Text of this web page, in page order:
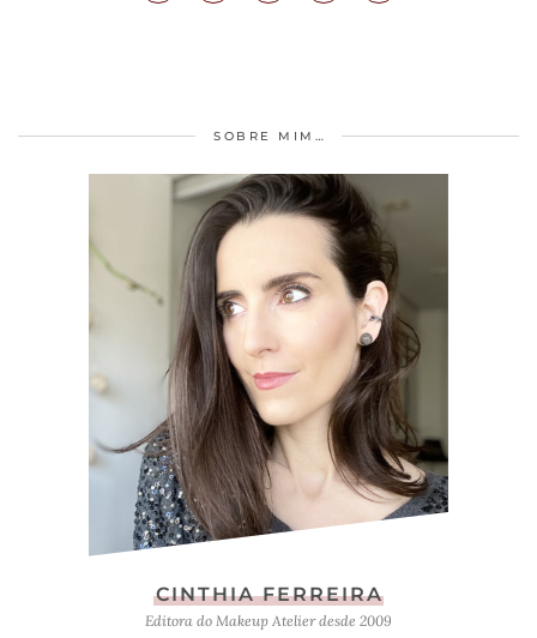
SOBRE MIM…
CINTHIA FERREIRA
Editora do Makeup Atelier desde 2009